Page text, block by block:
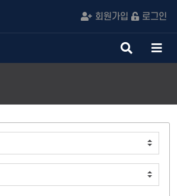
회원가입 로그인
검
색
메
뉴